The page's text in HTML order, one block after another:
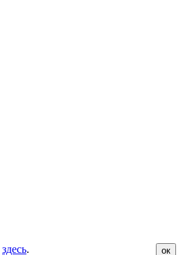
здесь. ок